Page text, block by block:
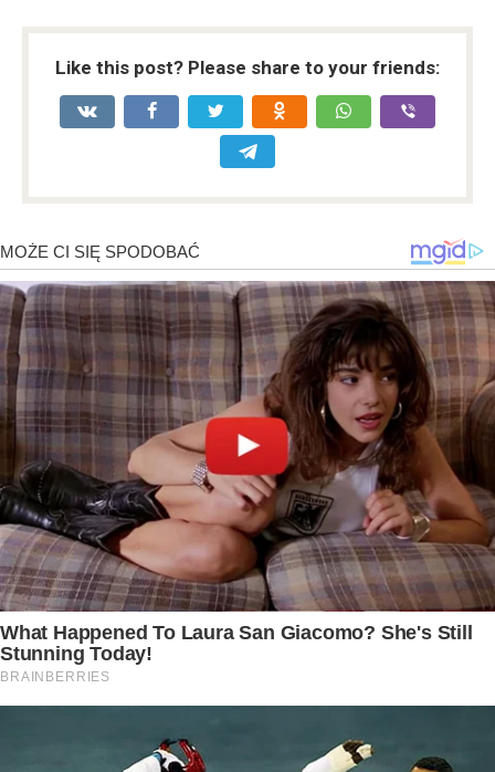
Like this post? Please share to your friends: